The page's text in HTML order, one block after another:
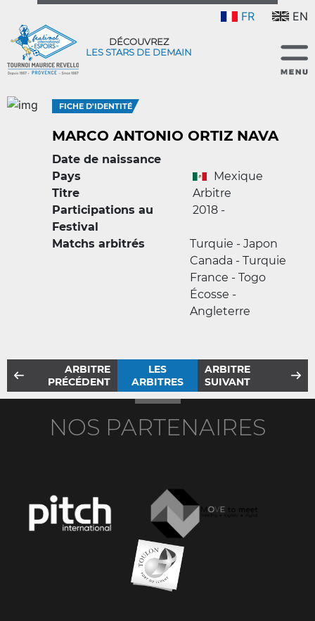
FR EN
DÉCOUVREZ
LES STARS DE DEMAIN
FICHE D'IDENTITÉ
MARCO ANTONIO ORTIZ NAVA
Date de naissance
Pays
Mexique
Titre
Arbitre
Participations au
Festival
2018 -
Matchs arbitrés
Turquie - Japon
Canada - Turquie
France - Togo
Écosse -
Angleterre
ARBITRE
PRÉCÉDENT
LES
ARBITRES
ARBITRE
SUIVANT
NOS PARTENAIRES